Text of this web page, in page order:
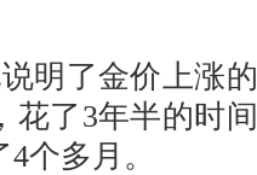
了金价上涨的
花了3年半的时
个多月。